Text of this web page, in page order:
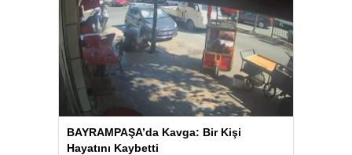
BAYRAMPAŞA’da Kavga: Bir Kişi
Hayatını Kaybetti